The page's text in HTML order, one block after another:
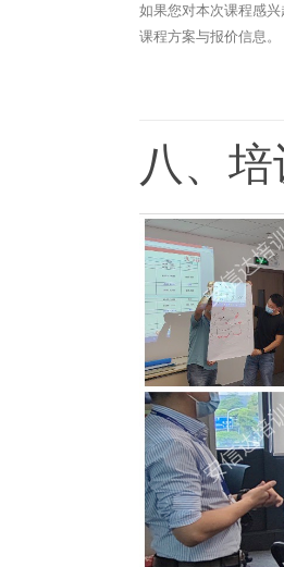
如果您对本次课程感
课程方案与报价信息。
八、